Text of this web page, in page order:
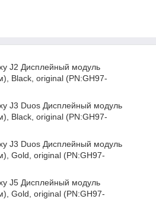
J2 Дисплейный модуль
Black, original (PN:GH97-
J3 Duos Дисплейный модуль
Black, original (PN:GH97-
J3 Duos Дисплейный модуль
Gold, original (PN:GH97-
J5 Дисплейный модуль
Gold, original (PN:GH97-